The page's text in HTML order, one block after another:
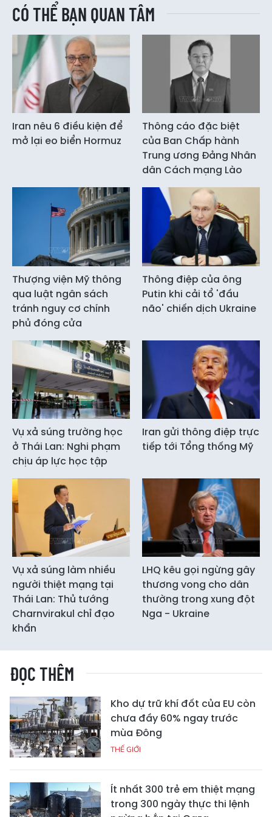
CÓ THỂ BẠN QUAN TÂM
Iran nêu 6 điều kiện để
mở lại eo biển Hormuz
Thông cáo đặc biệt
của Ban Chấp hành
Trung ương Đảng Nhân
dân Cách mạng Lào
Thượng viện Mỹ thông
qua luật ngân sách
tránh nguy cơ chính
phủ đóng cửa
Thông điệp của ông
Putin khi cải tổ 'đầu
não' chiến dịch Ukraine
Vụ xả súng trường học
ở Thái Lan: Nghi phạm
chịu áp lực học tập
Iran gửi thông điệp trực
tiếp tới Tổng thống Mỹ
Vụ xả súng làm nhiều
người thiệt mạng tại
Thái Lan: Thủ tướng
Charnvirakul chỉ đạo
khẩn
LHQ kêu gọi ngừng gây
thương vong cho dân
thường trong xung đột
Nga - Ukraine
ĐỌC THÊM
Kho dự trữ khí đốt của EU còn
chưa đầy 60% ngay trước
mùa Đông
THẾ GIỚI
Ít nhất 300 trẻ em thiệt mạng
trong 300 ngày thực thi lệnh